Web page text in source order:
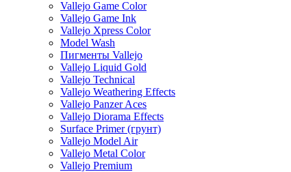
Vallejo Game Color
Vallejo Game Ink
Vallejo Xpress Color
Model Wash
Пигменты Vallejo
Vallejo Liquid Gold
Vallejo Technical
Vallejo Weathering Effects
Vallejo Panzer Aces
Vallejo Diorama Effects
Surface Primer (грунт)
Vallejo Model Air
Vallejo Metal Color
Vallejo Premium